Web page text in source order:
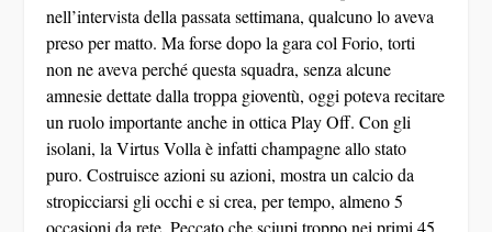
nell’intervista della passata settimana, qualcuno lo aveva
preso per matto. Ma forse dopo la gara col Forio, torti
non ne aveva perché questa squadra, senza alcune
amnesie dettate dalla troppa gioventù, oggi poteva recitare
un ruolo importante anche in ottica Play Off. Con gli
isolani, la Virtus Volla è infatti champagne allo stato
puro. Costruisce azioni su azioni, mostra un calcio da
stropicciarsi gli occhi e si crea, per tempo, almeno 5
occasioni da rete. Peccato che sciupi troppo nei primi 45